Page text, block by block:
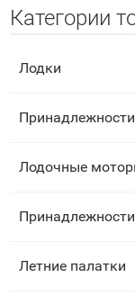
Категории
Лодки
Лодочные
Летние палатки